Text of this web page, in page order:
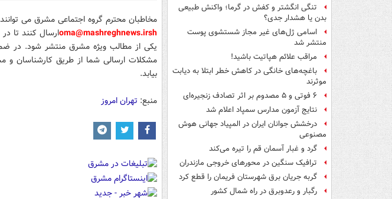
تنگی انگشتر و کفش در گرما؛ واکنش طبیعی
بدن یا هشدار جدی؟
اسامی ژل‌های غیر مجاز شستشوی پوست
منتشر شد
مراقب علائم هپاتیت باشید!
باغچه‌های خانگی در کاهش خطر ابتلا به دیابت
موثرند
۶ فوتی و ۵ مصدوم بر اثر تصادف زنجیره‌ای
نتایج آزمون مدارس سمپاد اعلام شد
درخشش جوانان ایران در المپیاد جهانی هوش
مصنوعی
گرد و غبار آسمان قم را تیره می‌کند
ترافیک سنگین در محورهای خروجی مازندران
گربه جریان برق شهرستان فریمان را قطع کرد
رگبار و رعدوبرق در راه شمال کشور
مخاطبان محترم گروه اجتماعی مشرق می توانند
sh
oma@mashreghnews.irارسال کنند تا
یکی از مطالب ویژه مشرق منتشر شود. در
مشکلات ارسالی شما از طریق کارشناسان و
بیابد.
منبع: تهران امروز